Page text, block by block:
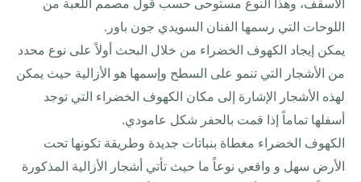
الأسقف، وهذا النوع مستوحى حسب قول مصمم اللعبة من
اللوحات التي رسمها الفنان السويدي جون باور .
يمكن إيجاد الكهوف الخضراء من خلال البحث أولاً على نوع محدد
من الأشجار التي تنمو على السطح وإسمها هو الأزالية حيث يمكن
لهذه الأشجار الإشارة إلى مكان الكهوف الخضراء التي توجد
أسفلها تماماً إذا قمت بالحفر شكل عامودي.
الكهوف الخضراء مغطاة بنباتات جديدة وطريقة تكونها تحت
الأرض سهل و واقعي نوعاً ما حيث تأتي أشجار الأزالية المذكورة